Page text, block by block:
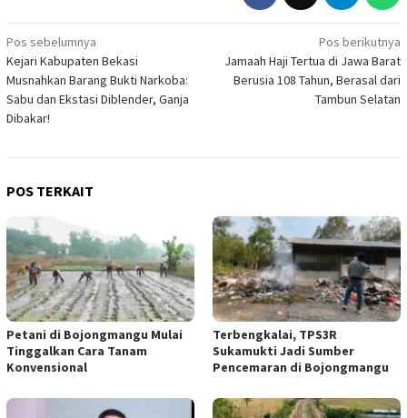
Navigasi
pos
Pos sebelumnya
Kejari Kabupaten Bekasi
Musnahkan Barang Bukti Narkoba:
Sabu dan Ekstasi Diblender, Ganja
Dibakar!
Pos berikutnya
Jamaah Haji Tertua di Jawa Barat
Berusia 108 Tahun, Berasal dari
Tambun Selatan
POS TERKAIT
Petani di Bojongmangu Mulai
Tinggalkan Cara Tanam
Konvensional
Terbengkalai, TPS3R
Sukamukti Jadi Sumber
Pencemaran di Bojongmangu